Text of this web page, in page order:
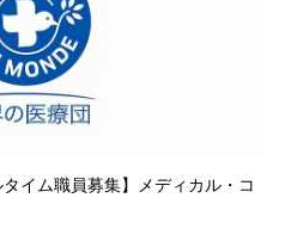
イム職員募集】メディカル・コ